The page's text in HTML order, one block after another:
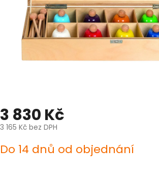
3 830 Kč
3 165 Kč bez DPH
cena:
Do 14 dnů od objednání